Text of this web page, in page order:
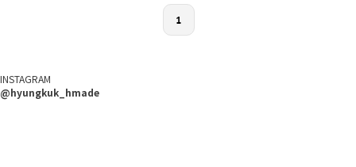
1
INSTAGRAM
@hyungkuk_hmade